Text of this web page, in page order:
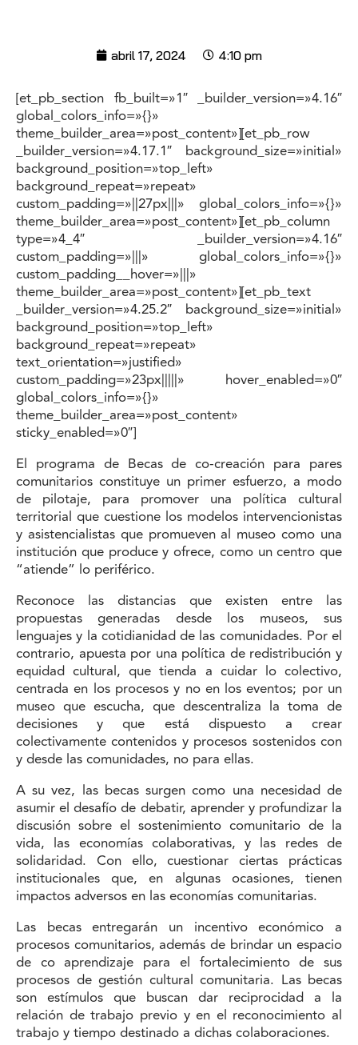
abril 17, 2024 4:10 pm
[et_pb_section fb_built=»1″ _builder_version=»4.16″
global_colors_info=»{}»
theme_builder_area=»post_content»][et_pb_row
_builder_version=»4.17.1″ background_size=»initial»
background_position=»top_left»
background_repeat=»repeat»
custom_padding=»||27px|||» global_colors_info=»{}»
theme_builder_area=»post_content»][et_pb_column
type=»4_4″ _builder_version=»4.16″
custom_padding=»|||» global_colors_info=»{}»
custom_padding__hover=»|||»
theme_builder_area=»post_content»][et_pb_text
_builder_version=»4.25.2″ background_size=»initial»
background_position=»top_left»
background_repeat=»repeat»
text_orientation=»justified»
custom_padding=»23px|||||» hover_enabled=»0″
global_colors_info=»{}»
theme_builder_area=»post_content»
sticky_enabled=»0″]
El programa de Becas de co-creación para pares
comunitarios constituye un primer esfuerzo, a modo
de pilotaje, para promover una política cultural
territorial que cuestione los modelos intervencionistas
y asistencialistas que promueven al museo como una
institución que produce y ofrece, como un centro que
“atiende” lo periférico.
Reconoce las distancias que existen entre las
propuestas generadas desde los museos, sus
lenguajes y la cotidianidad de las comunidades. Por el
contrario, apuesta por una política de redistribución y
equidad cultural, que tienda a cuidar lo colectivo,
centrada en los procesos y no en los eventos; por un
museo que escucha, que descentraliza la toma de
decisiones y que está dispuesto a crear
colectivamente contenidos y procesos sostenidos con
y desde las comunidades, no para ellas.
A su vez, las becas surgen como una necesidad de
asumir el desafío de debatir, aprender y profundizar la
discusión sobre el sostenimiento comunitario de la
vida, las economías colaborativas, y las redes de
solidaridad. Con ello, cuestionar ciertas prácticas
institucionales que, en algunas ocasiones, tienen
impactos adversos en las economías comunitarias.
Las becas entregarán un incentivo económico a
procesos comunitarios, además de brindar un espacio
de co aprendizaje para el fortalecimiento de sus
procesos de gestión cultural comunitaria. Las becas
son estímulos que buscan dar reciprocidad a la
relación de trabajo previo y en el reconocimiento al
trabajo y tiempo destinado a dichas colaboraciones.